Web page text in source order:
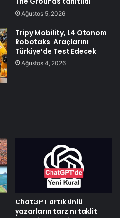
Ağustos 5, 2026
Tripy Mobility, L4 Otonom
Robotaksi Araçlarını
Türkiye’de Test Edecek
Ağustos 4, 2026
ChatGPT artık ünlü
yazarların tarzını taklit